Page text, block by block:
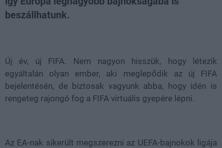
beszállhatunk.
Új év, új FIFA. Nem nagyon hisszük, hogy létezik
egyáltalán olyan ember, aki meglepődik az új FIFA
bejelentésén, de biztosak vagyunk abba, hogy idén is
rengeteg rajongó fog a FIFA virtuális gyepére lépni.
Az EA-nak sikerült megszerezni az UEFA-bajnokok ligája